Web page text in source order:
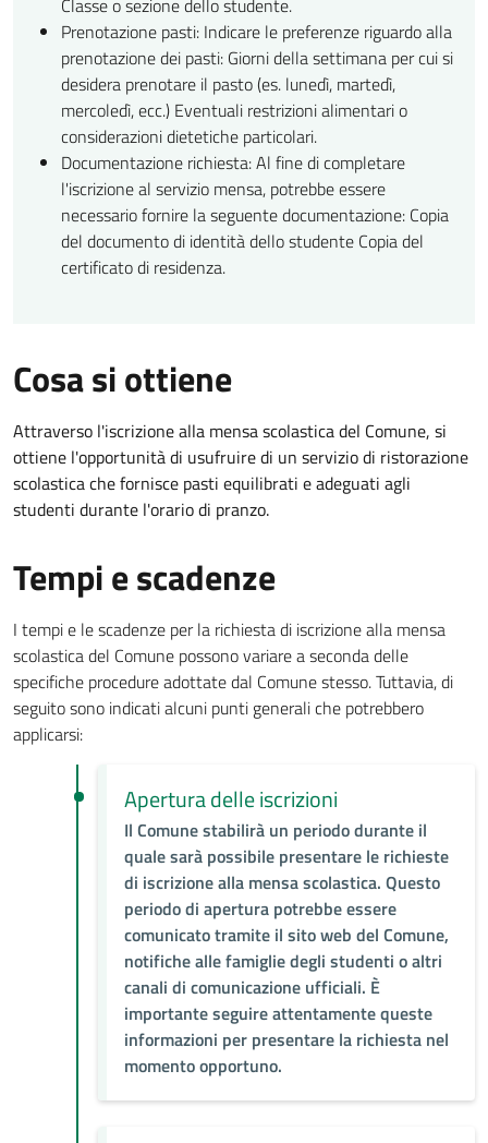
Classe o sezione dello studente.
Prenotazione pasti: Indicare le preferenze riguardo alla
prenotazione dei pasti: Giorni della settimana per cui si
desidera prenotare il pasto (es. lunedì, martedì,
mercoledì, ecc.) Eventuali restrizioni alimentari o
considerazioni dietetiche particolari.
Documentazione richiesta: Al fine di completare
l'iscrizione al servizio mensa, potrebbe essere
necessario fornire la seguente documentazione: Copia
del documento di identità dello studente Copia del
certificato di residenza.
Cosa si ottiene
Attraverso l'iscrizione alla mensa scolastica del Comune, si
ottiene l'opportunità di usufruire di un servizio di ristorazione
scolastica che fornisce pasti equilibrati e adeguati agli
studenti durante l'orario di pranzo.
Tempi e scadenze
I tempi e le scadenze per la richiesta di iscrizione alla mensa
scolastica del Comune possono variare a seconda delle
specifiche procedure adottate dal Comune stesso. Tuttavia, di
seguito sono indicati alcuni punti generali che potrebbero
applicarsi:
Apertura delle iscrizioni
Il Comune stabilirà un periodo durante il
quale sarà possibile presentare le richieste
di iscrizione alla mensa scolastica. Questo
periodo di apertura potrebbe essere
comunicato tramite il sito web del Comune,
notifiche alle famiglie degli studenti o altri
canali di comunicazione ufficiali. È
importante seguire attentamente queste
informazioni per presentare la richiesta nel
momento opportuno.